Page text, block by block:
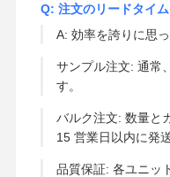
Q: 注文のリードタイ
A: 効率を誇りに思
サンプル注文: 通常
す。
バルク注文: 数量と
15 営業日以内に発
品質保証: 各ユニッ